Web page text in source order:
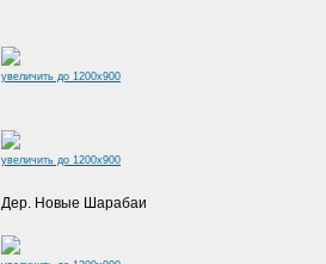
увеличить до 1200x900
увеличить до 1200x900
Дер. Новые Шарабаи